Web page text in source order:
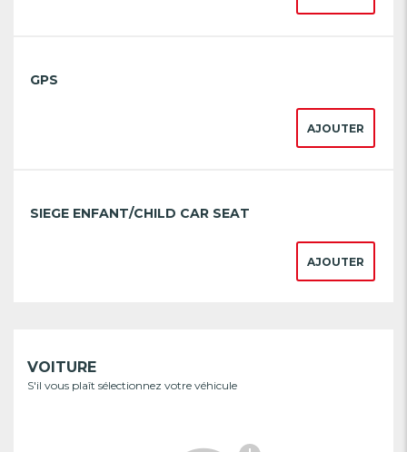
GPS
AJOUTER
SIEGE ENFANT/CHILD CAR SEAT
AJOUTER
VOITURE
S'il vous plaît sélectionnez votre véhicule